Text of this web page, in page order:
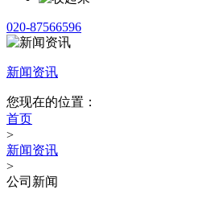
020-87566596
新闻资讯
您现在的位置：
首页
>
新闻资讯
>
公司新闻